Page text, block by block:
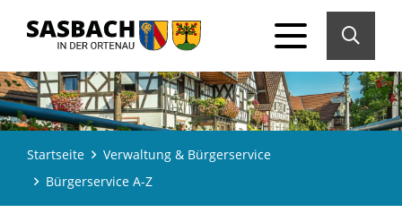
Startseite
Verwaltung & Bürgerservice
Bürgerservice A-Z